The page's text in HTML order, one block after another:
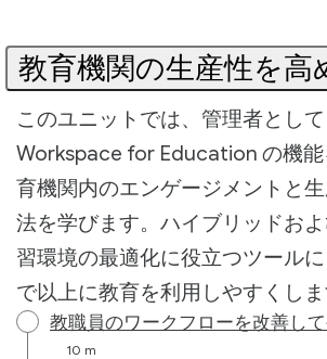
教育機関の生産性を高
このユニットでは、管理者とし
Workspace for Education の機
育機関内のエンゲージメントと
法を学びます。ハイブリッドお
習環境の最適化に役立つツール
で以上に教育を利用しやすくしま
教職員のワークフローを改善し
10 m